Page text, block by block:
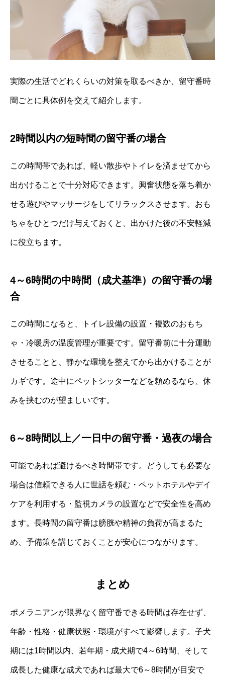
実際の生活でどれくらいの対策を取るべきか、留守番時
間ごとに具体例を交えて紹介します。
2時間以内の短時間の留守番の場合
この時間帯であれば、軽い散歩やトイレを済ませてから
出かけることで十分対応できます。興奮状態を落ち着か
せる遊びやマッサージをしてリラックスさせます。おも
ちゃをひとつだけ与えておくと、出かけた後の不安軽減
に役立ちます。
4～6時間の中時間（成犬基準）の留守番の場
合
この時間になると、トイレ設備の設置・複数のおもち
ゃ・冷暖房の温度管理が重要です。留守番前に十分運動
させることと、静かな環境を整えてから出かけることが
カギです。途中にペットシッターなどを頼めるなら、休
みを挟むのが望ましいです。
6～8時間以上／一日中の留守番・過夜の場合
可能であれば避けるべき時間帯です。どうしても必要な
場合は信頼できる人に世話を頼む・ペットホテルやデイ
ケアを利用する・監視カメラの設置などで安全性を高め
ます。長時間の留守番は膀胱や精神の負荷が高まるた
め、予備策を講じておくことが安心につながります。
まとめ
ポメラニアンが限界なく留守番できる時間は存在せず、
年齢・性格・健康状態・環境がすべて影響します。子犬
期には1時間以内、若年期・成犬期で4～6時間、そして
成長した健康な成犬であれば最大で6～8時間が目安で